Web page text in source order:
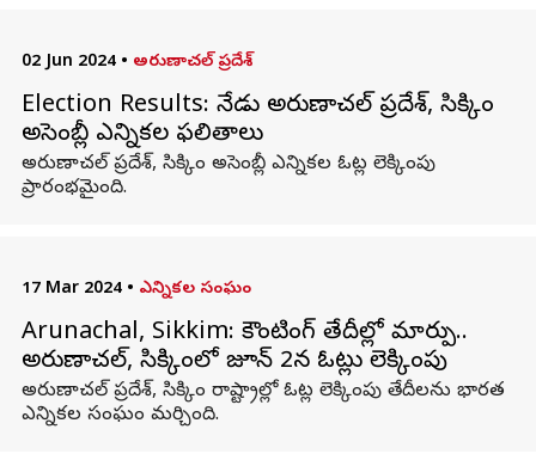
02 Jun 2024 • అరుణాచల్ ప్రదేశ్
Election Results: నేడు అరుణాచల్ ప్రదేశ్, సిక్కిం
అసెంబ్లీ ఎన్నికల ఫలితాలు
అరుణాచల్ ప్రదేశ్, సిక్కిం అసెంబ్లీ ఎన్నికల ఓట్ల లెక్కింపు
ప్రారంభమైంది.
17 Mar 2024 • ఎన్నికల సంఘం
Arunachal, Sikkim: కౌంటింగ్ తేదీల్లో మార్పు..
అరుణాచల్, సిక్కింలో జూన్ 2న ఓట్లు లెక్కింపు
అరుణాచల్ ప్రదేశ్, సిక్కిం రాష్ట్రాల్లో ఓట్ల లెక్కింపు తేదీలను భారత
ఎన్నికల సంఘం మర్చింది.